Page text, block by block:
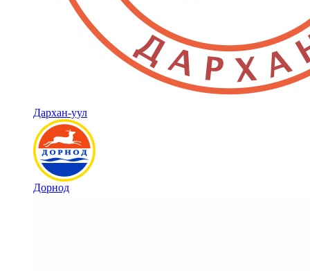
Дархан-уул
Дорнод